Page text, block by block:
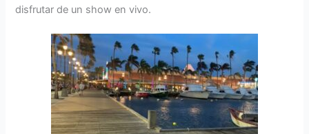
disfrutar de un show en vivo.